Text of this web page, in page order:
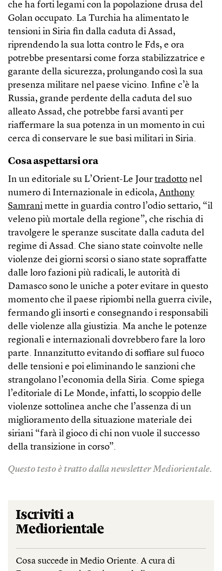
che ha forti legami con la popolazione drusa del
Golan occupato. La Turchia ha alimentato le
tensioni in Siria fin dalla caduta di Assad,
riprendendo la sua lotta contro le Fds, e ora
potrebbe presentarsi come forza stabilizzatrice e
garante della sicurezza, prolungando così la sua
presenza militare nel paese vicino. Infine c’è la
Russia, grande perdente della caduta del suo
alleato Assad, che potrebbe farsi avanti per
riaffermare la sua potenza in un momento in cui
cerca di conservare le sue basi militari in Siria.
Cosa aspettarsi ora
In un editoriale su L’Orient-Le Jour tradotto nel
numero di Internazionale in edicola, Anthony
Samrani mette in guardia contro l’odio settario, “il
veleno più mortale della regione”, che rischia di
travolgere le speranze suscitate dalla caduta del
regime di Assad. Che siano state coinvolte nelle
violenze dei giorni scorsi o siano state sopraffatte
dalle loro fazioni più radicali, le autorità di
Damasco sono le uniche a poter evitare in questo
momento che il paese ripiombi nella guerra civile,
fermando gli insorti e consegnando i responsabili
delle violenze alla giustizia. Ma anche le potenze
regionali e internazionali dovrebbero fare la loro
parte. Innanzitutto evitando di soffiare sul fuoco
delle tensioni e poi eliminando le sanzioni che
strangolano l’economia della Siria. Come spiega
l’editoriale di Le Monde, infatti, lo scoppio delle
violenze sottolinea anche che l’assenza di un
miglioramento della situazione materiale dei
siriani “farà il gioco di chi non vuole il successo
della transizione in corso”.
Questo testo è tratto dalla newsletter Mediorientale.
Iscriviti a
Mediorientale
Cosa succede in Medio Oriente. A cura di